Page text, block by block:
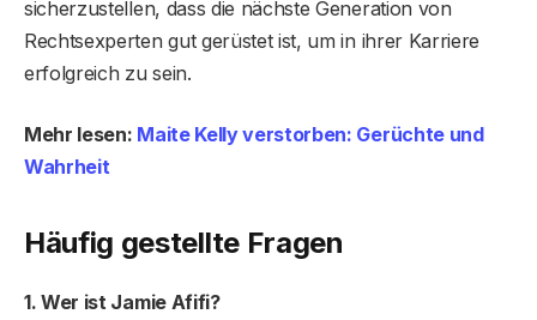
sicherzustellen, dass die nächste Generation von
Rechtsexperten gut gerüstet ist, um in ihrer Karriere
erfolgreich zu sein.
Mehr lesen: Maite Kelly verstorben: Gerüchte und
Wahrheit
Häufig gestellte Fragen
1. Wer ist Jamie Afifi?